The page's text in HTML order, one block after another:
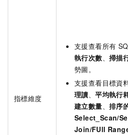
指標維度
支援查看所有
執行次數、掃描
勢圖。
支援查看目標資
理讀、平均執行
建立數量、排序
Select_Scan/
Join/FUll